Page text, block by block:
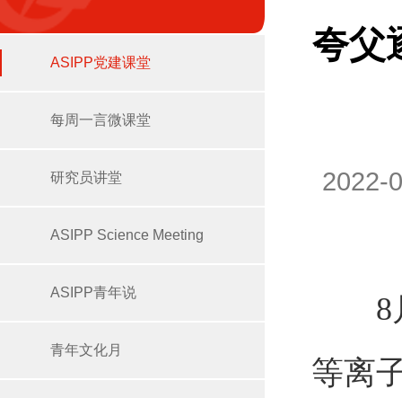
ASIPP党建课堂
每周一言微课堂
研究员讲堂
ASIPP Science Meeting
ASIPP青年说
青年文化月
夸父
2022-
8月
等离